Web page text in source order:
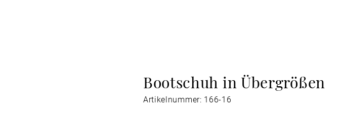
Bootschuh in Übergrößen
Artikelnummer: 166-16